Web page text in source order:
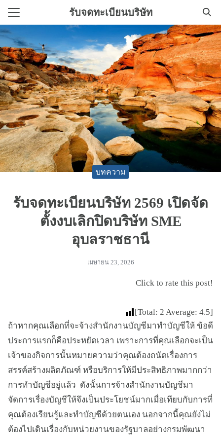
content
รับจดทะเบียนบริษัท
ารทําบัญชี
ทะเบียนบริษัทใหม่
Search
for:
บทความ
รับจดทะเบียนบริษัท 2569 เปิดจัด
ตั้งงบเลิกปิดบริษัท SME
อุบลราชธานี
เมษายน 23, 2026
Click to rate this post!
[Total: 2 Average: 4.5]
ถ้าหากคุณเลือกที่จะจ้างสำนักงานบัญชีมาทำบัญชีให้ ข้อดี
ประการแรกก็คือประหยัดเวลา เพราะการที่คุณเลือกจะเป็น
เจ้าของกิจการนั้นหมายความว่าคุณต้องถนัดเรื่องการ
สรรค์สร้างผลิตภัณฑ์ หรือบริการให้มีประสิทธิภาพมากกว่า
การทำบัญชีอยู่แล้ว ดังนั้นการจ้างสำนักงานบัญชีมา
จัดการเรื่องบัญชีให้จึงเป็นประโยชน์มากเมื่อเทียบกับการที่
คุณต้องเรียนรู้และทำบัญชีด้วยตนเอง นอกจากนี้คุณยังไม่
ต้องไปเดินเรื่องกับหน่วยงานของรัฐบาลอย่างกรมพัฒนา